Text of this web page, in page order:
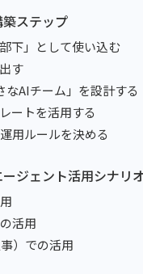
ステップ
下」として使い込む
す
AIチーム」を設計する
ートを活用する
用ルールを決める
ジェント活用シナリ
活用
）での活用